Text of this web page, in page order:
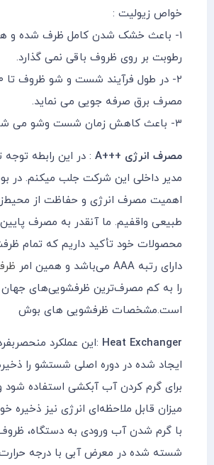
خواص زیولیت :
۱- باعث خشک شدن کامل ظرف شده و
رطوبت بر روی ظروف باقی نمی گذارد.
مصرف برق صرفه جویی می نماید.
۳- باعث کاهش زمان شست وشو می شود.
مصرف انرژی +++A
: در این رابطه
مدیر داخلی این شرکت جلب میکنم. در
اهمیت مصرف انرژی و حفاظت از
طبیعی واقفیم. ما آنقدر به مصرف
محصولات خود تأکید داریم که تمام
دارای رتبه AAA می‌باشد و همین امر
را به کم مصرف‌ترین ظرفشویی‌های جهان
است.مشخصات ظرفشویی های بوش
Heat Exchanger :این عملکرد
ایجاد شده در دوره اصلی شستشو را
برای گرم کردن آب آبکشی استفاده شود
میزان قابل ملاحظه‌ای انرژی نیز ذخیره
با گرم شدن آب ورودی به دستگاه،
شسته شده در معرض آبی با درجه حرارت